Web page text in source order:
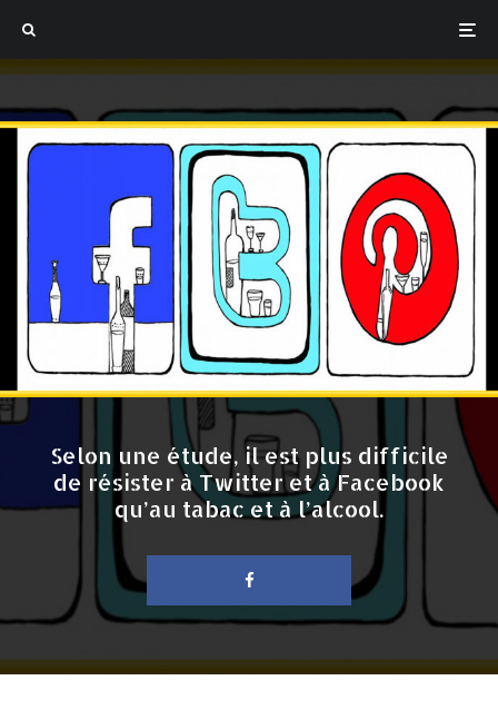
Selon une étude, il est plus difficile
de résister à Twitter et à Facebook
qu’au tabac et à l’alcool.